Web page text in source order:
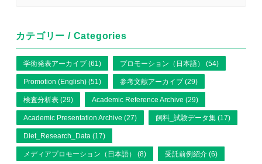
カテゴリー / Categories
学術発表アーカイブ (61) プロモーション（日本語） (54)
Promotion (English) (51) 参考文献アーカイブ (29)
検査分析表 (29) Academic Reference Archive (29)
Academic Presentation Archive (27) 飼料_試験データ集 (17)
Diet_Research_Data (17)
メディアプロモーション（日本語） (8) 受託前例紹介 (6)